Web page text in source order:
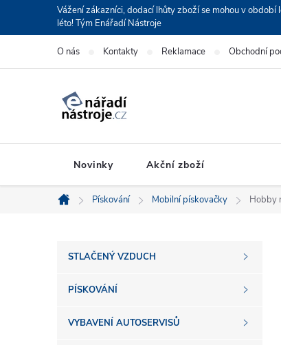
Vážení zákazníci, dodací lhůty zboží se mohou v
léto! Tým Enářadí Nástroje
O nás Kontakty Reklamace Obchodní
Novinky Akční zboží
Domů
Pískování Mobilní pískovačky Hobby
P
o
s
STLAČENÝ VZDUCH
PÍSKOVÁNÍ
VYBAVENÍ AUTOSERVISŮ